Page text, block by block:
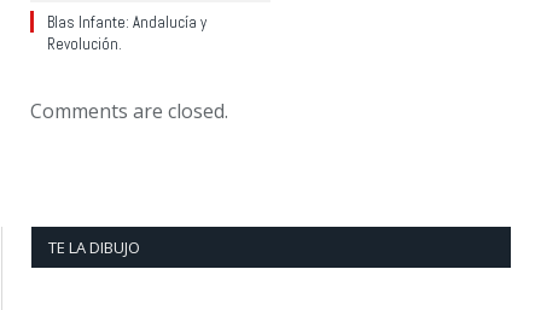
Blas Infante: Andalucía y
Revolución.
Comments are closed.
TE LA DIBUJO